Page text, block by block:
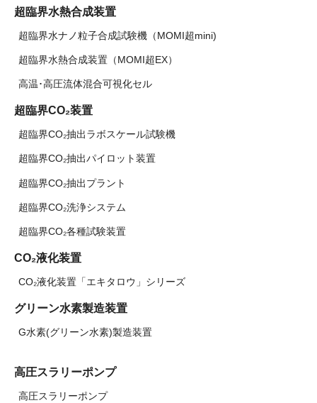
超臨界水熱合成装置
超臨界水ナノ粒子合成試験機（MOMI超mini)
超臨界水熱合成装置（MOMI超EX）
高温･高圧流体混合可視化セル
超臨界CO₂装置
超臨界CO₂抽出ラボスケール試験機
超臨界CO₂抽出パイロット装置
超臨界CO₂抽出プラント
超臨界CO₂洗浄システム
超臨界CO₂各種試験装置
CO₂液化装置
CO₂液化装置「エキタロウ」シリーズ
グリーン水素製造装置
G水素(グリーン水素)製造装置
高圧スラリーポンプ
高圧スラリーポンプ